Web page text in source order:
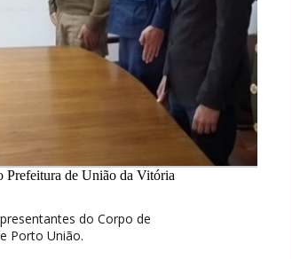
Prefeitura de União da Vitória
do Corpo de
Porto União.